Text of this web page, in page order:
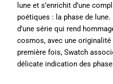
lune et s’enrichit d’une
poétiques : la phase de
d’une série qui rend
cosmos, avec une
première fois, Swatch
délicate indication des